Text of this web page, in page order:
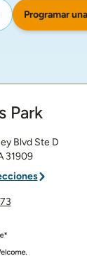
Programar
Park
BlvdSte D
31909